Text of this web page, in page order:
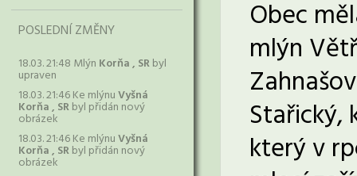
POSLEDNÍ ZMĚNY
18.03. 21:48 Mlýn Korňa , SRbyl
upraven
18.03. 21:46 Ke mlýnuVyšná
Korňa , SRbyl přidán nový
obrázek
18.03. 21:46 Ke mlýnuVyšná
Korňa , SRbyl přidán nový
obrázek
Obec
mlýn
Stařický,
který v